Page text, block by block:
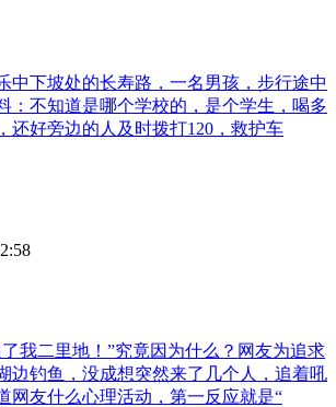
中下坡处的长寿路，一名男孩，步行途中
：不知道是哪个学校的，是个学生，喝多
还好旁边的人及时拨打120，救护车
我二里地！”究竟因为什么？网友为追求
边钓鱼，没成想突然来了几个人，追着吼
网友什么心理活动，第一反应就是“